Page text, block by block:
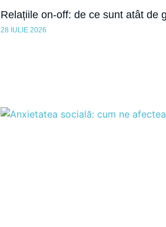
Relațiile on-off: de ce sunt atât de
28 IULIE 2026